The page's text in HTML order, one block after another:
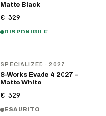
Matte Black
€ 329
DISPONIBILE
SPECIALIZED · 2027
S-Works Evade 4 2027 –
Matte White
€ 329
ESAURITO